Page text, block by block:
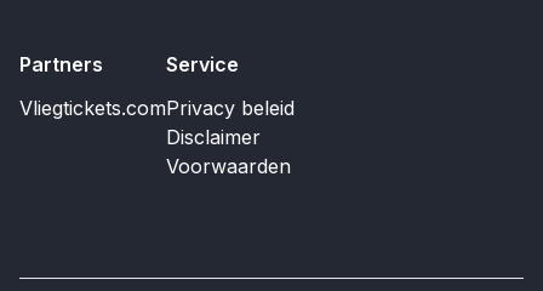
Partners
Vliegtickets.com
Service
Privacy beleid
Disclaimer
Voorwaarden